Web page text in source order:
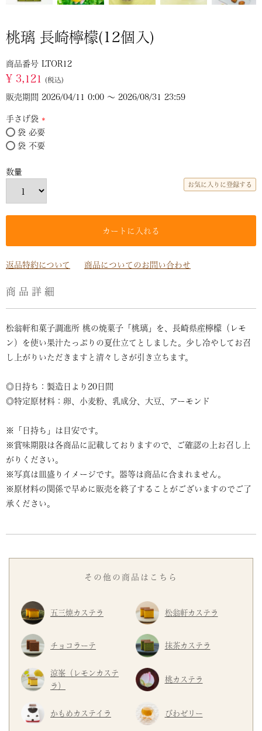
桃璃 長崎檸檬(12個入)
商品番号 LTOR12
¥ 3,121 税込
販売期間 2026/04/11 0:00 〜 2026/08/31 23:59
手さげ袋
(必
須)
袋 必要
袋 不要
お気に入りに登録する
カートに入れる
返品特約について 商品についてのお問い合わせ
商品詳細
松翁軒和菓子調進所 桃の焼菓子「桃璃」を、長崎県産檸檬（レモ
ン）を使い果汁たっぷりの夏仕立てとしました。少し冷やしてお召
し上がりいただきますと清々しさが引き立ちます。
◎日持ち：製造日より20日間
◎特定原材料：卵、小麦粉、乳成分、大豆、アーモンド
※「日持ち」は目安です。
※賞味期限は各商品に記載しておりますので、ご確認の上お召し上
がりください。
※写真は皿盛りイメージです。器等は商品に含まれません。
※原材料の関係で早めに販売を終了することがございますのでご了
承ください。
その他の商品はこちら
五三焼カステラ 松翁軒カステラ
チョコラーテ 抹茶カステラ
涼峯（レモンカステ
ラ）
桃カステラ
かもめカステイラ びわゼリー